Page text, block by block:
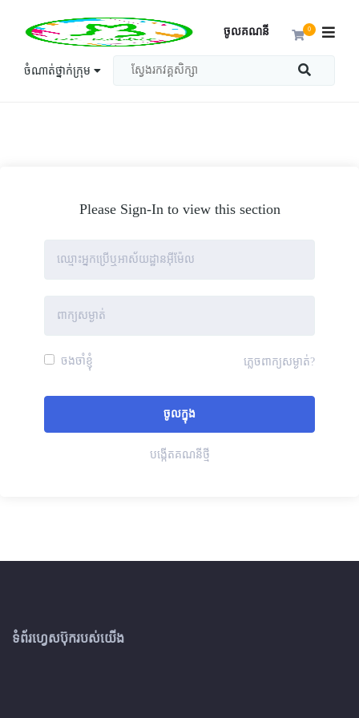
ចំណាត់ថ្នាក់ក្រុម
0
ចូលគណនី
Please Sign-In to view this section
ចងចាំខ្ញុំ ភ្លេចពាក្យសម្ងាត់?
បង្កើតគណនីថ្មី
ទំព័រហ្វេសប៊ុករបស់យើង